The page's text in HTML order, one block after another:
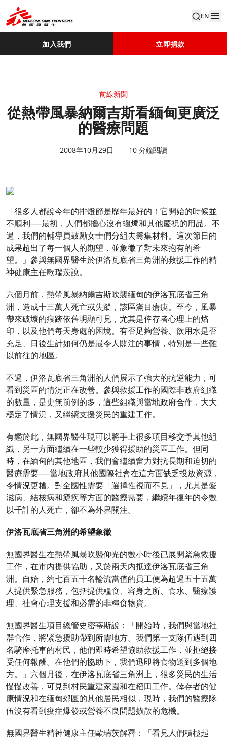
EN
加入我們 立即捐款
前線新聞
從熱帶風暴納爾吉斯看緬甸更廣泛
的醫療問題
2008年10月29日 10 分鐘閱讀
「很多人都說今年的排燈節是歷年最好的！它開始的時候並
不順利──最初，人們都擔心沒有蠟燭和其他慶祝的用品。不
過，我們的輔導員鼓勵女士們分組去籌集材料。這次節日的
成果超出了每一個人的期望，並象徵了對未來抱有的希
望。」參與無國界醫生於伊洛瓦底省三角洲的救援工作的精
神健康主任歐瑞茨說。
六個月前，熱帶風暴納爾吉斯吹襲緬甸的伊洛瓦底省三角
洲，造成十三萬人死亡或失蹤，該區滿目瘡痍。至今，風暴
帶來破壞的痕跡依舊明顯可見，尤其是倖存者心理上的烙
印，以及他們每天身處的困境。有否足夠營養、飲用水是否
充足、日後生計如何仍是最令人關注的事情，特別是一些難
以前往的地區。
不過，伊洛瓦底省三角洲的人們展示了強大的抗逆能力，可
看到災區的情況正在改善。參與救援工作的國際非政府組織
的數量，是史無前例的多，這些組織與當地政府合作，大大
穩定了情況，又繼續支援災民的重建工作。
有鑑於此，無國界醫生現可以將手上很多項目移交予其他組
織，另一方面繼續在一些較少獲得援助的災區工作。但同
時，在緬甸的其他地區，我們會繼續奮力對抗長期和迫切的
醫療需要──當地政府其他國際社會在這方面缺乏投放資源，
令情況更糟。對全國性需要「選擇性視而不見」，尤其是愛
滋病、結核病和瘧疾等方面的醫療需要，繼續年復年的令數
以千計的人死亡，卻不為外界關注。
伊洛瓦底省三角洲的希望象徵
無國界醫生在熱帶風暴吹襲仰光的數小時後已展開緊急救援
工作，在市內提供協助，又於兩天內抵達伊洛瓦底省三角
洲。自始，約七百五十名輪流當值的員工便為超過五十五萬
人提供緊急服務，包括提供糧食、容身之所、食水、醫療護
理、社會心理支援和必需的非糧食物資。
無國界醫生項目總管史密蒂斯說：「開始時，我們與當地社
群合作，將緊急援助帶到所需地方。我們第一支隊伍遇到四
名騎摩托車的村民，他們即時希望協助救援工作，並拒絕接
受任何報酬。在他們的協助下，我們迅即將食物送到多個地
方。」六個月後，在伊洛瓦底省三角洲上，很多災民的生活
慢慢改善，可見到村民重建家園和在稻田工作。倖存者的健
康情況和在緬甸郊區的其他居民相似，現時，我們的醫療隊
伍沒有看到疫症爆發或營養不良問題擴散的危機。
無國界醫生精神健康主任歐瑞茨解釋：「看見人們積極起